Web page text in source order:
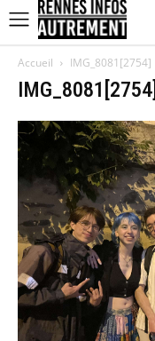
Accueil IMG_8081[2754]
IMG_8081[2754]